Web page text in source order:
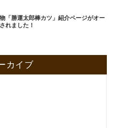
「勝運太郎棒カツ」紹介ページがオー
れました！
カイブ